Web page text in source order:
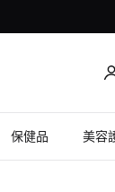
保健品 美容